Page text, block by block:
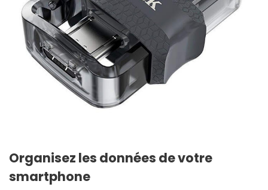
Organisez les données de votre
smartphone